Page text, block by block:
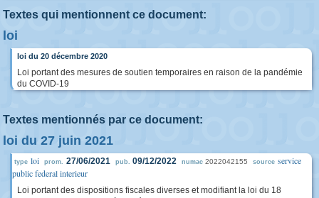
Textes qui mentionnent ce document:
loi
loi du 20 décembre 2020
Loi portant des mesures de soutien temporaires en raison de la pandémie
du COVID-19
Textes mentionnés par ce document:
loi du 27 juin 2021
type loi prom. 27/06/2021 pub. 09/12/2022 numac 2022042155 source service
public federal interieur
Loi portant des dispositions fiscales diverses et modifiant la loi du 18